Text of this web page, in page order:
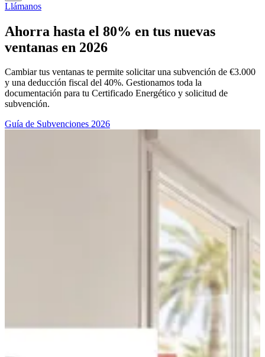
Llámanos
Ahorra hasta el 80% en tus nuevas
ventanas en 2026
Cambiar tus ventanas te permite solicitar una subvención de €3.000
y una deducción fiscal del 40%. Gestionamos toda la
documentación para tu Certificado Energético y solicitud de
subvención.
Guía de Subvenciones 2026